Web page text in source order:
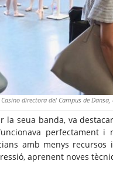
directora del Campus de
la seua banda, va
perfectament
amb menys
aprenent noves